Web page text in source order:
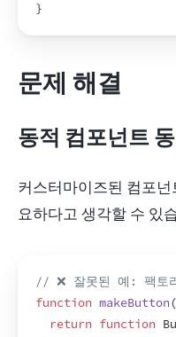
}
문제 해결
동적 컴포넌트
커스터마이즈된 컴포
요하다고 생각할 수 있
// ❌ 잘못된 예: 팩토
function makeButton(
return function